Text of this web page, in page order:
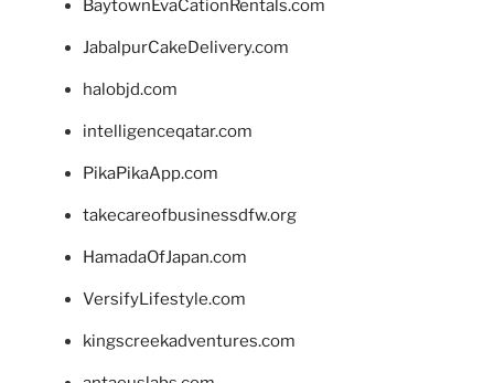
BaytownEvaCationRentals.com
JabalpurCakeDelivery.com
halobjd.com
intelligenceqatar.com
PikaPikaApp.com
takecareofbusinessdfw.org
HamadaOfJapan.com
VersifyLifestyle.com
kingscreekadventures.com